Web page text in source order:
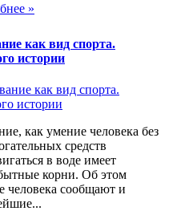
»
как вид спорта.
истории
как умение человека без
средств
в воде имеет
корни. Об этом
человека сообщают и